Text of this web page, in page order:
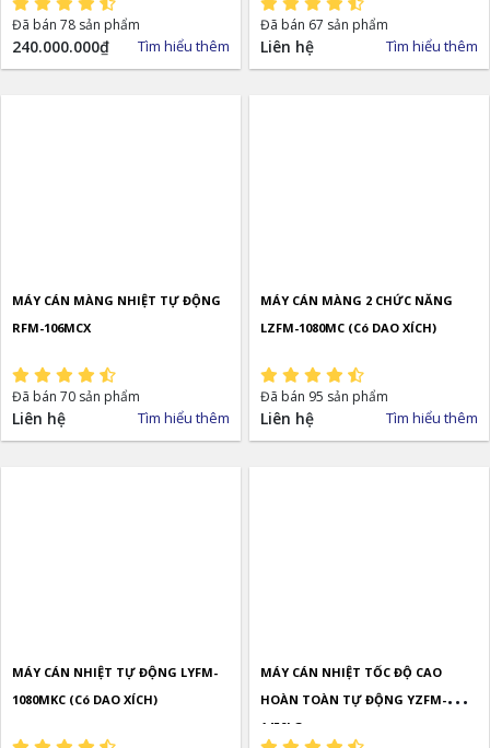
Đã bán 78 sản phẩm
240.000.000₫ Tìm hiểu thêm
Đã bán 67 sản phẩm
Liên hệ Tìm hiểu thêm
MÁY CÁN MÀNG NHIỆT TỰ ĐỘNG
RFM-106MCX
Đã bán 70 sản phẩm
Liên hệ Tìm hiểu thêm
MÁY CÁN MÀNG 2 CHỨC NĂNG
LZFM-1080MC (Có DAO XÍCH)
Đã bán 95 sản phẩm
Liên hệ Tìm hiểu thêm
MÁY CÁN NHIỆT TỰ ĐỘNG LYFM-
1080MKC (Có DAO XÍCH)
MÁY CÁN NHIỆT TỐC ĐỘ CAO
HOÀN TOÀN TỰ ĐỘNG YZFM-
1450LG